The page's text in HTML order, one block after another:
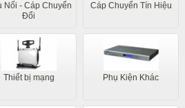
Nối - Cáp Chuyển
Đổi
Cáp Chuyển Tín Hiệu
Thiết bị mạng Phụ Kiện Khác